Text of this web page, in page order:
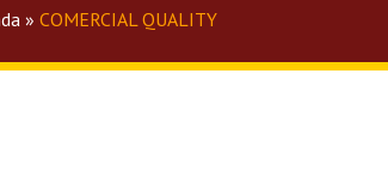
» COMERCIAL QUALITY